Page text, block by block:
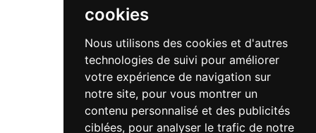
cookies
Nous utilisons des cookies et d'autres
technologies de suivi pour améliorer
votre expérience de navigation sur
notre site, pour vous montrer un
contenu personnalisé et des publicités
ciblées, pour analyser le trafic de notre